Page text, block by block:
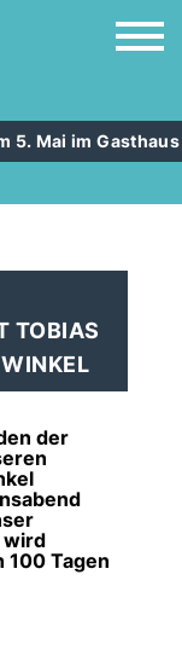
5. Mai im
TOBIAS
der
wird
100 Tagen